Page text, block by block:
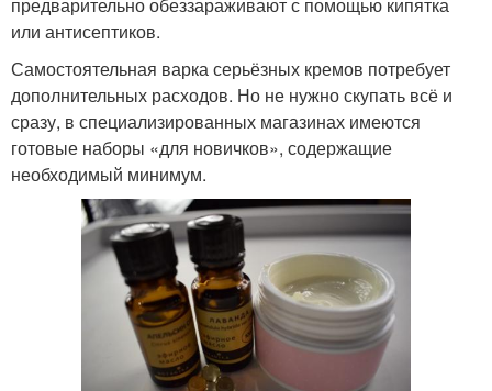
или антисептиков.
Самостоятельная варка серьёзных кремов потребует
дополнительных расходов. Но не нужно скупать всё и
сразу, в специализированных магазинах имеются
готовые наборы «для новичков», содержащие
необходимый минимум.